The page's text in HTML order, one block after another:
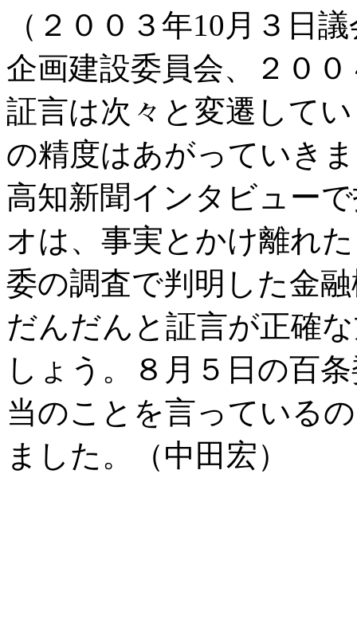
（２００３年10月３日
企画建設委員会、２０
証言は次々と変遷して
の精度はあがっていき
高知新聞インタビュー
オは、事実とかけ離れ
委の調査で判明した金
だんだんと証言が正確
しょう。８月５日の百
当のことを言っている
ました。（中田宏）